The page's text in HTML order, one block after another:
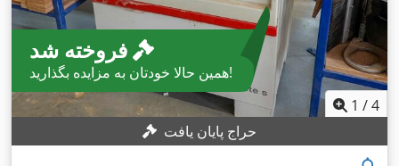
همین حالا خودتان به مزایده بگذارید!
1 /4
حراج پایان یافت